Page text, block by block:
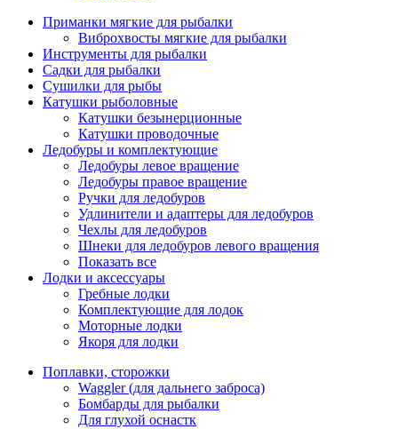
Приманки мягкие для рыбалки
Виброхвосты мягкие для рыбалки
Инструменты для рыбалки
Садки для рыбалки
Сушилки для рыбы
Катушки рыболовные
Катушки безынерционные
Катушки проводочные
Ледобуры и комплектующие
Ледобуры левое вращение
Ледобуры правое вращение
Ручки для ледобуров
Удлинители и адаптеры для ледобуров
Чехлы для ледобуров
Шнеки для ледобуров левого вращения
Показать все
Лодки и аксессуары
Гребные лодки
Комплектующие для лодок
Моторные лодки
Якоря для лодки
Поплавки, сторожки
Waggler (для дальнего заброса)
Бомбарды для рыбалки
Для глухой оснастк